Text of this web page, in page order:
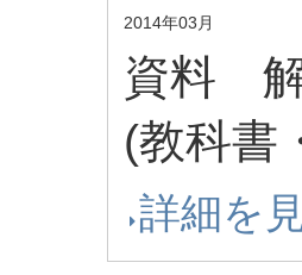
2014年03月
資料
(教科書
詳細を